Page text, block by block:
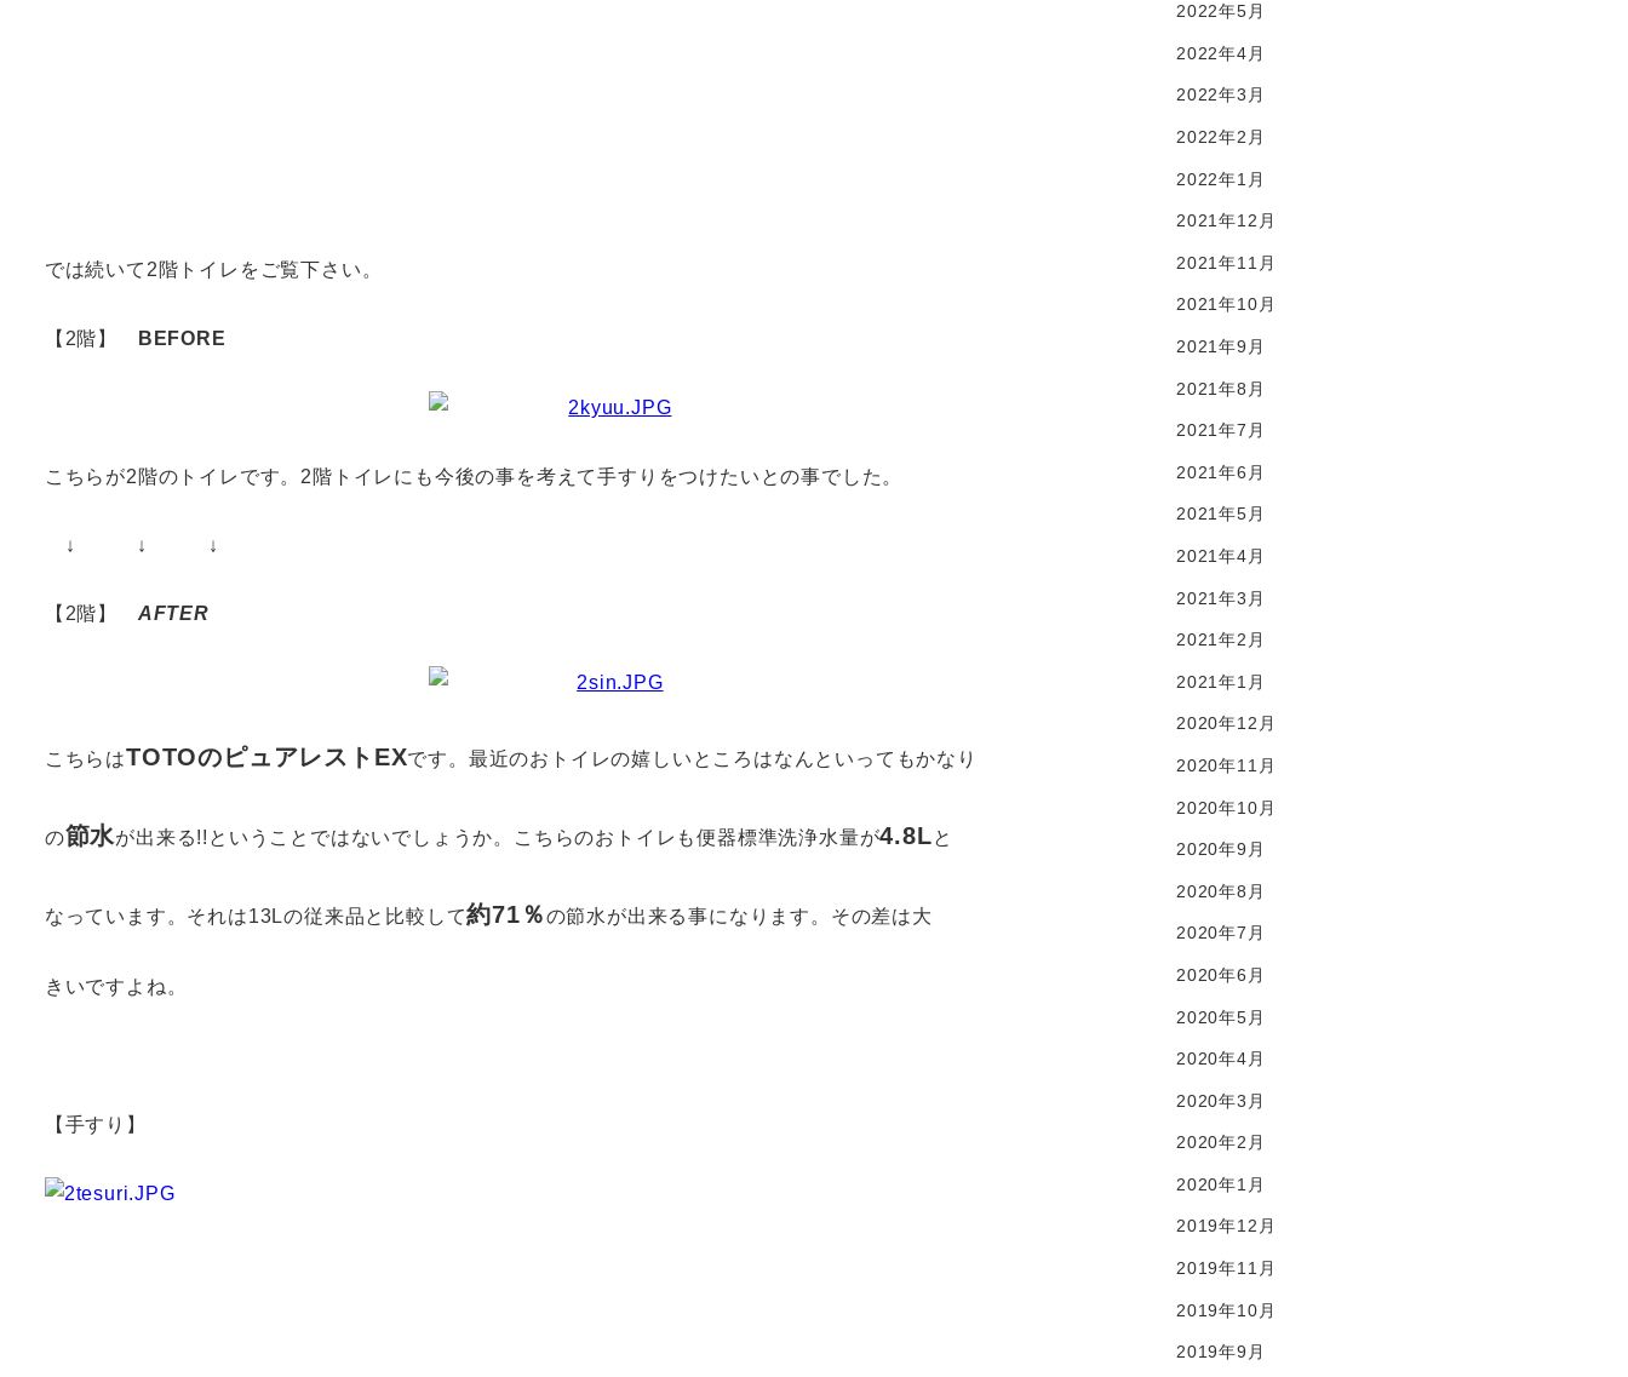
では続いて2階トイレをご覧下さい。
【2階】 BEFORE
こちらが2階のトイレです。2階トイレにも今後の事を考えて手すりをつけたいとの事でした。
↓ ↓ ↓
【2階】 AFTER
こちらはTOTOのピュアレストEXです。最近のおトイレの嬉しいところはなんといってもかなり
の節水が出来る!!ということではないでしょうか。こちらのおトイレも便器標準洗浄水量が4.8Lと
なっています。それは13Lの従来品と比較して約71％の節水が出来る事になります。その差は大
きいですよね。
【手すり】
2022年5月
2022年4月
2022年3月
2022年2月
2022年1月
2021年12月
2021年11月
2021年10月
2021年9月
2021年8月
2021年7月
2021年6月
2021年5月
2021年4月
2021年3月
2021年2月
2021年1月
2020年12月
2020年11月
2020年10月
2020年9月
2020年8月
2020年7月
2020年6月
2020年5月
2020年4月
2020年3月
2020年2月
2020年1月
2019年12月
2019年11月
2019年10月
2019年9月